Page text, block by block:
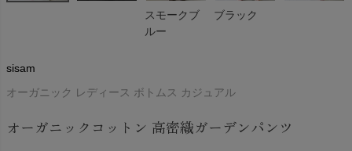
スモークブ
ルー
ブラック
sisam
オーガニック レディース ボトムス カジュアル
オーガニックコットン 高密織ガーデンパンツ